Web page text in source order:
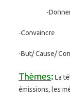
-Donner
-Convaincre
-But/ Cause/
Thèmes: La
émissions, les